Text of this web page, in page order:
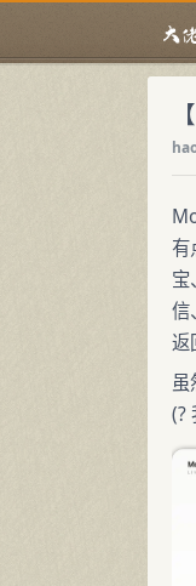
宝
信
返
(?